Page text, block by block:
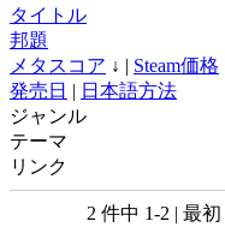
タイトル
邦題
メタスコア ↓ | Steam価格
発売日 | 日本語方法
ジャンル
テーマ
リンク
2 件中 1-2 | 最